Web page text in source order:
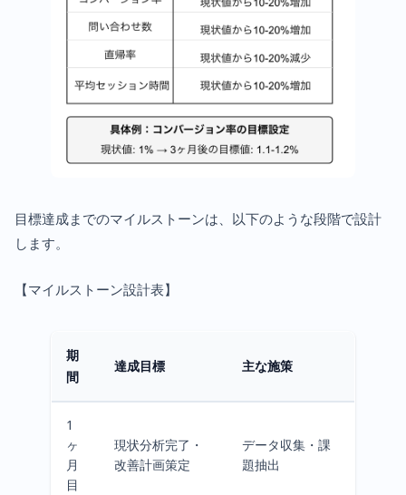
目標達成までのマイルストーンは、以下のような段階で設計
します。
【マイルストーン設計表】
期
間
達成目標 主な施策
1
ヶ
月
目
現状分析完了・
改善計画策定
データ収集・課
題抽出